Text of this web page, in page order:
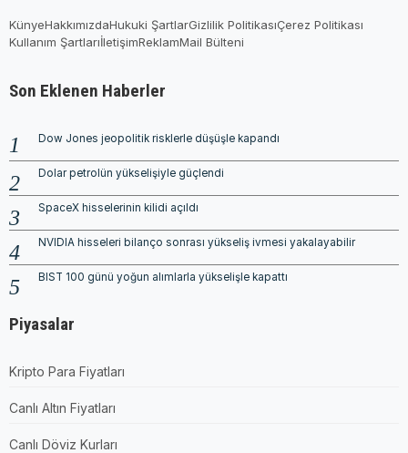
KünyeHakkımızdaHukuki ŞartlarGizlilik PolitikasıÇerez Politikası
Kullanım ŞartlarıİletişimReklamMail Bülteni
Son Eklenen Haberler
Dow Jones jeopolitik risklerle düşüşle kapandı
Dolar petrolün yükselişiyle güçlendi
SpaceX hisselerinin kilidi açıldı
NVIDIA hisseleri bilanço sonrası yükseliş ivmesi yakalayabilir
BIST 100 günü yoğun alımlarla yükselişle kapattı
Piyasalar
Kripto Para Fiyatları
Canlı Altın Fiyatları
Canlı Döviz Kurları